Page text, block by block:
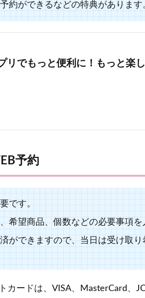
約ができるなどの特典があります
リでもっと便利に！もっと楽
予約
です。
希望商品、個数などの必要事項
ができますので、当日は受け取
カードは、VISA、MasterCard、